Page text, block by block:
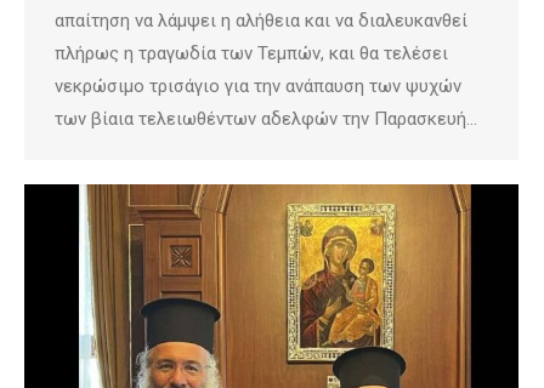
απαίτηση να λάμψει η αλήθεια και να διαλευκανθεί
πλήρως η τραγωδία των Τεμπών, και θα τελέσει
νεκρώσιμο τρισάγιο για την ανάπαυση των ψυχών
των βίαια τελειωθέντων αδελφών την Παρασκευή…